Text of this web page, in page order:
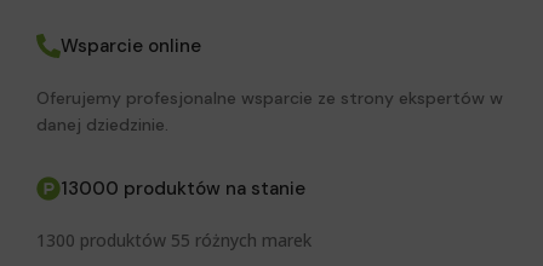
Wsparcie online
Oferujemy profesjonalne wsparcie ze strony ekspertów w
danej dziedzinie.
13000 produktów na stanie
1300 produktów 55 różnych marek